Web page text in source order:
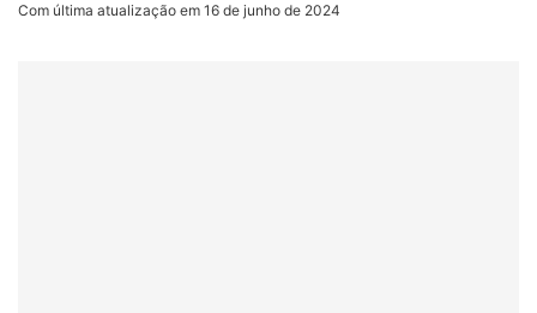
Com última atualização em 16 de junho de 2024